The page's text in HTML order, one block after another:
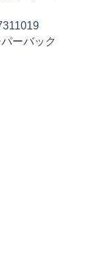
ーバック